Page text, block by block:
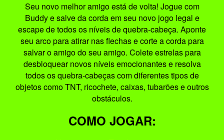
Seu novo melhor amigo está de volta! Jogue com
Buddy e salve da corda em seu novo jogo legal e
escape de todos os níveis de quebra-cabeça. Aponte
seu arco para atirar nas flechas e corte a corda para
salvar o amigo do seu amigo. Colete estrelas para
desbloquear novos níveis emocionantes e resolva
todos os quebra-cabeças com diferentes tipos de
objetos como TNT, ricochete, caixas, tubarões e outros
obstáculos.
COMO JOGAR: